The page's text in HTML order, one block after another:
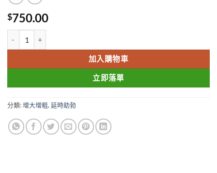
$750.00
加入購物車
立即落單
分類:增大增粗,延時助勃